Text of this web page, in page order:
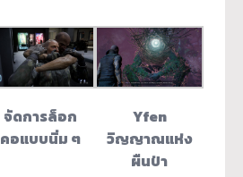
จัดการล็อก
คอแบบนิ่ม ๆ
Yfen
วิญญาณแห่ง
ผืนป่า